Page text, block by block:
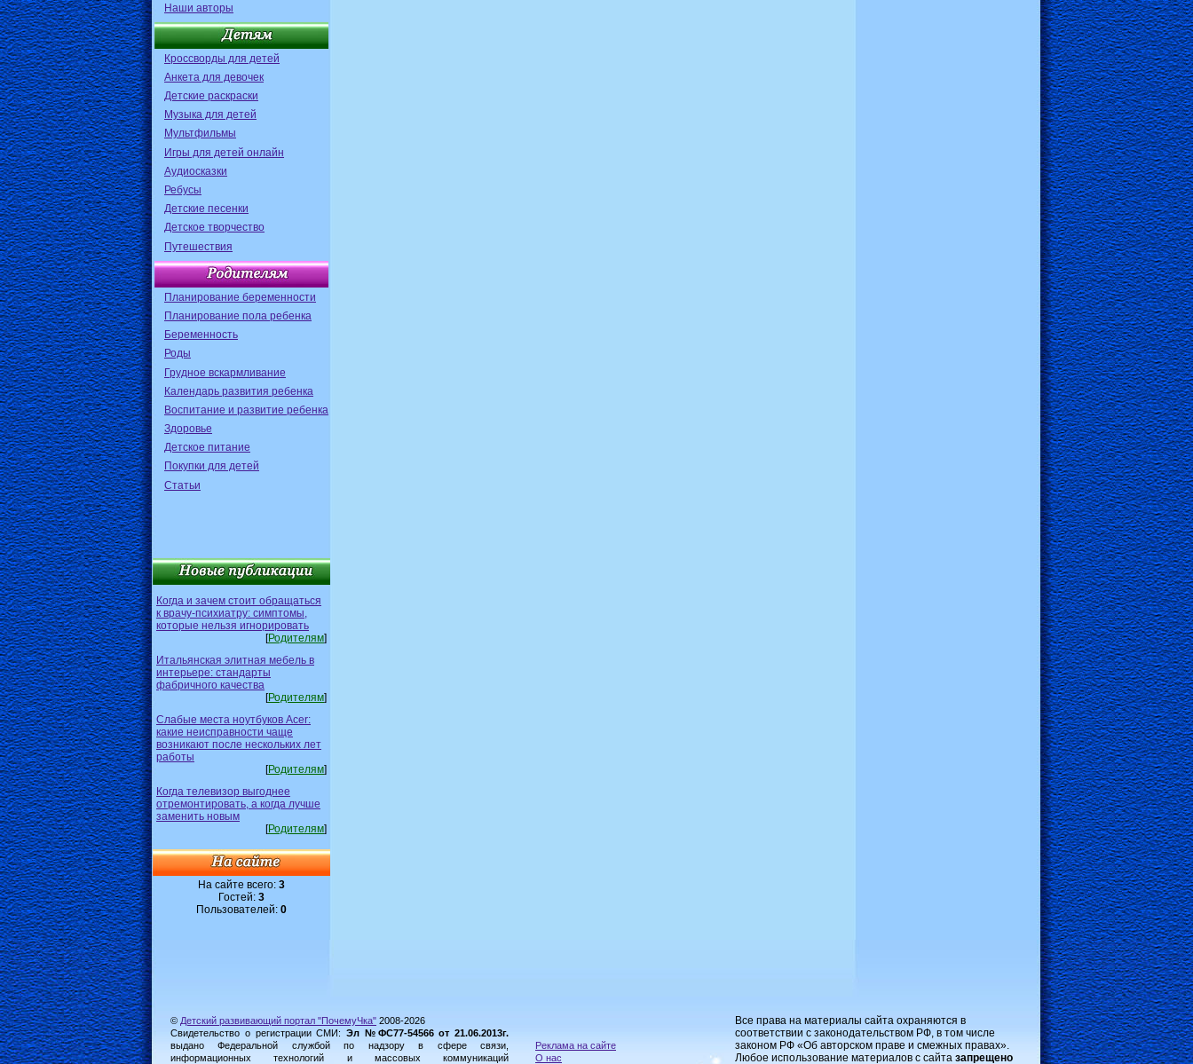
Наши авторы
Кроссворды для детей
Анкета для девочек
Детские раскраски
Музыка для детей
Мультфильмы
Игры для детей онлайн
Аудиосказки
Ребусы
Детские песенки
Детское творчество
Путешествия
Планирование беременности
Планирование пола ребенка
Беременность
Роды
Грудное вскармливание
Календарь развития ребенка
Воспитание и развитие ребенка
Здоровье
Детское питание
Покупки для детей
Статьи
Когда и зачем стоит обращаться
к врачу-психиатру: симптомы,
которые нельзя игнорировать
[Родителям]
Итальянская элитная мебель в
интерьере: стандарты
фабричного качества
[Родителям]
Слабые места ноутбуков Acer:
какие неисправности чаще
возникают после нескольких лет
работы
[Родителям]
Когда телевизор выгоднее
отремонтировать, а когда лучше
заменить новым
[Родителям]
На сайте всего: 3
Гостей: 3
Пользователей: 0
© Детский развивающий портал "ПочемуЧка" 2008-2026
Свидетельство о регистрации СМИ: Эл №ФС77-54566 от 21.06.2013г.
выдано Федеральной службой по надзору в сфере связи,
информационных технологий и массовых коммуникаций
Реклама на сайте
О нас
Все права на материалы сайта охраняются в
соответствии с законодательством РФ, в том числе
законом РФ «Об авторском праве и смежных правах».
Любое использование материалов с сайта запрещено